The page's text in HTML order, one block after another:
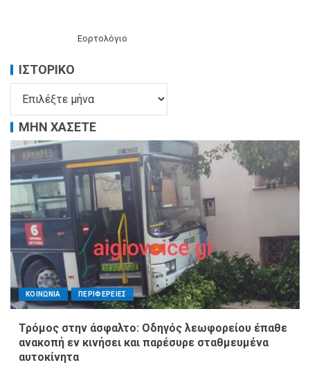
Εορτολόγιο
ΙΣΤΟΡΙΚΌ
ΜΗΝ ΧΑΣΕΤΕ
ΚΟΙΝΩΝΙΑ ΠΕΡΙΦΕΡΕΙΕΣ
Τρόμος στην άσφαλτο: Οδηγός λεωφορείου έπαθε
ανακοπή εν κινήσει και παρέσυρε σταθμευμένα
αυτοκίνητα